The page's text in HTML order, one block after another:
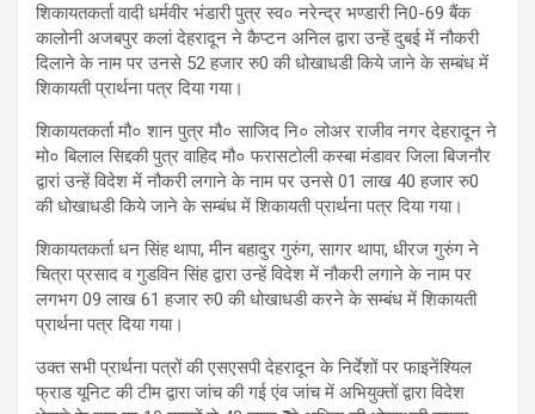
शिकायतकर्ता वादी धर्मवीर भंडारी पुत्र स्व० नरेन्द्र भण्डारी नि0-69 बैंक
कालोनी अजबपुर कलां देहरादून ने कैप्टन अनिल द्वारा उन्हें दुबई में नौकरी
दिलाने के नाम पर उनसे 52 हजार रु0 की धोखाधडी किये जाने के सम्बंध में
शिकायती प्रार्थना पत्र दिया गया।
शिकायतकर्ता मौ० शान पुत्र मौ० साजिद नि० लोअर राजीव नगर देहरादून ने
मो० बिलाल सिद्दकी पुत्र वाहिद मौ० फरासटोली कस्बा मंडावर जिला बिजनौर
द्वारां उन्हें विदेश में नौकरी लगाने के नाम पर उनसे 01 लाख 40 हजार रु0
की धोखाधडी किये जाने के सम्बंध में शिकायती प्रार्थना पत्र दिया गया।
शिकायतकर्ता धन सिंह थापा, मीन बहादुर गुरुंग, सागर थापा, धीरज गुरुंग ने
चित्रा प्रसाद व गुडविन सिंह द्वारा उन्हें विदेश में नौकरी लगाने के नाम पर
लगभग 09 लाख 61 हजार रु0 की धोखाधडी करने के सम्बंध में शिकायती
प्रार्थना पत्र दिया गया।
उक्त सभी प्रार्थना पत्रों की एसएसपी देहरादून के निर्देशों पर फाइनेंश्यिल
फ्राड यूनिट की टीम द्वारा जांच की गई एंव जांच में अभियुक्तों द्वारा विदेश